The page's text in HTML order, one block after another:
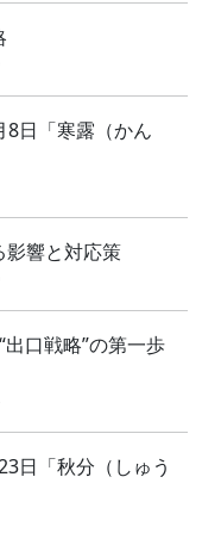
日「寒露（かん
影響と対応策
口戦略”の第一歩
日「秋分（しゅう